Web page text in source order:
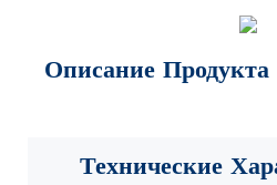
Описание Продукта
Технические